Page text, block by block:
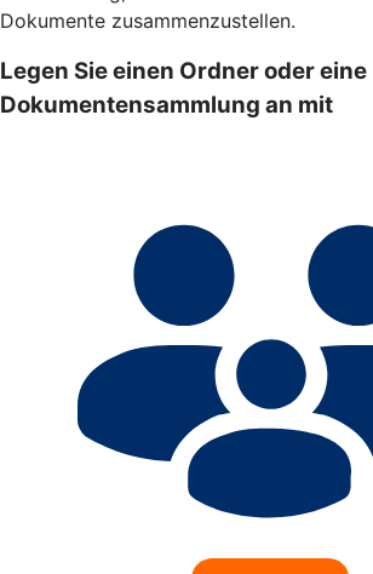
Dokumente zusammenzustellen.
Legen Sie einen Ordner oder eine
Dokumentensammlung an mit